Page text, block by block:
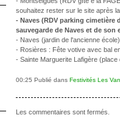
souhaitez rester sur le site après
- Naves (RDV parking cimetière
sauvegarde de Naves et de son
- Naves (jardin de l'ancienne
- Rosières : Fête votive avec bal
- Sainte Marguerite Lafigère
00:25 Publié dans Festivités Les
Les commentaires sont fermés.